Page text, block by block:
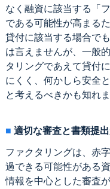
なく融資に該当する「
である可能性が高まる
貸付に該当する場合で
は言えませんが、一般
タリングであえて貸付
にくく、何かしら安全
と考えるべきかも知れま
適切な審査と書類提
ファクタリングは、赤
過できる可能性がある
情報を中心とした審査